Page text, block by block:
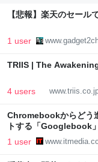
【悲報】楽天のセール
1 user
TRIIS | The
4 users
Chromebookからどう
トする「Googlebook
1 user